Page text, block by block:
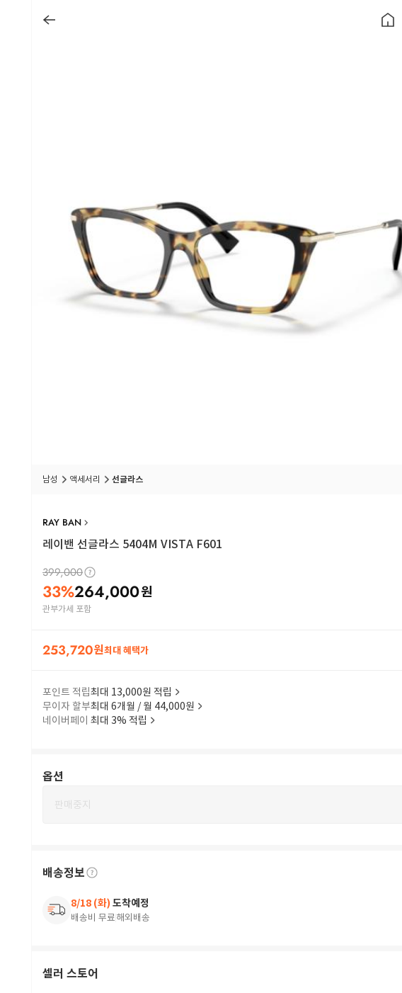
남성 액세서리 선글라스
RAY BAN
레이밴 선글라스 5404M VISTA F601
399,000
33%264,000원
관부가세 포함
253,720원최대 혜택가
포인트 적립최대 13,000원 적립
무이자 할부최대 6개월 / 월 44,000원
네이버페이 최대 3% 적립
옵션
판매중지
배송정보
8/18 (화) 도착예정
배송비 무료해외배송
셀러 스토어